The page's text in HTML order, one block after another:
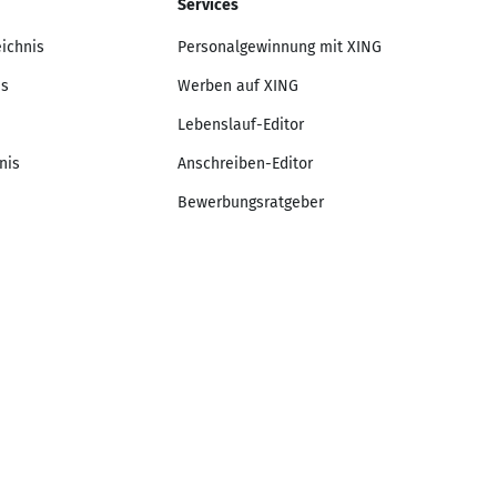
Services
Personalgewinnung mit XING
Werben auf XING
Lebenslauf-Editor
Anschreiben-Editor
Bewerbungsratgeber